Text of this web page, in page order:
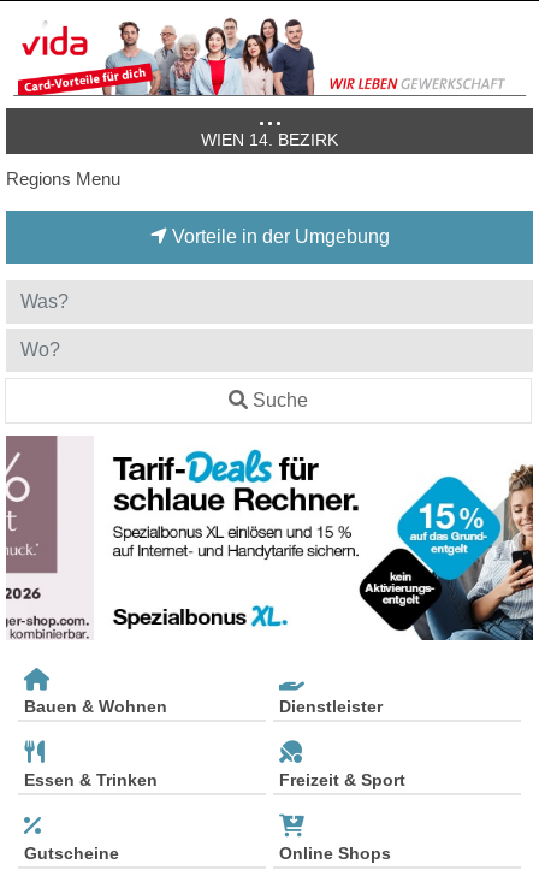
WIEN 14. BEZIRK
Regions Menu
Vorteile in der Umgebung
Suche
Bauen & Wohnen Dienstleister
Essen & Trinken Freizeit & Sport
Gutscheine Online Shops